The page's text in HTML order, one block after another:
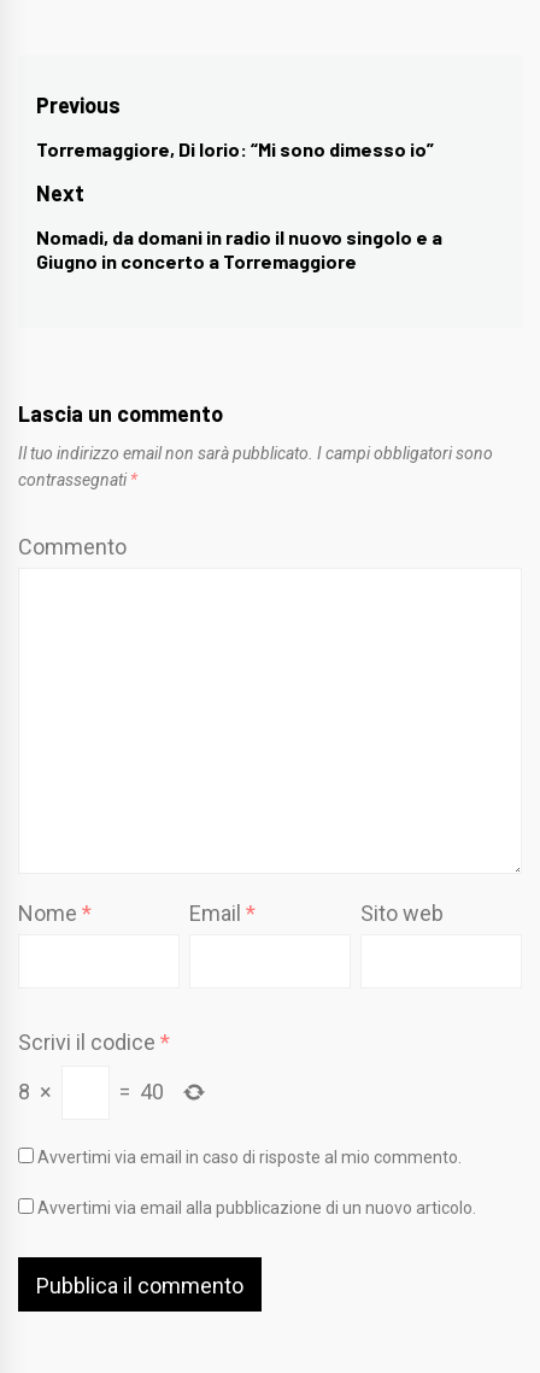
Navigazione
articoli
Previous
Previous
post:
Torremaggiore, Di Iorio: “Mi sono dimesso io”
Next
Next
post:
Nomadi, da domani in radio il nuovo singolo e a
Giugno in concerto a Torremaggiore
Lascia un commento
Il tuo indirizzo email non sarà pubblicato. I campi obbligatori sono
contrassegnati *
Commento
Nome * Email* Sito web
Scrivi il codice *
8 × = 40
Avvertimi via email in caso di risposte al mio commento.
Avvertimi via email alla pubblicazione di un nuovo articolo.